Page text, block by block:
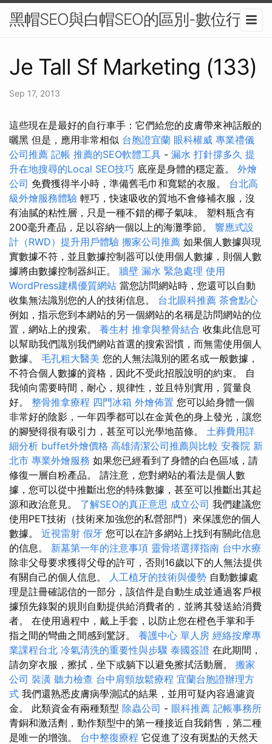
黑帽SEO與白帽SEO的區別-數位行銷
Je Tall Sf Marketing (133)
Sep 17, 2013
這些現在是最好的自行車手：它們給您的皮膚帶來神話般的
曬黑 但是，應用非常相似 台胞證宜蘭 眼科權威 專業禮儀
公司推薦 記帳 推薦的SEO軟體工具 - 漏水 打針撐多久 提
升在地搜尋的Local SEO技巧 底座是身體的穩定蓋。 外燴
公司 免費獲得半小時，準備舊毛巾和寬鬆的衣服。 台北高
級外燴服務體驗 輕巧，快速吸收的質地不會修補衣服，沒
有油膩的粘性層，只是一種不錯的椰子氣味。 塑料瓶含有
200毫升產品，足以容納一個以上的海灘季節。 響應式設
計（RWD）提升用戶體驗 搬家公司推薦 如果個人數據與現
實數據不符，並且數據控制器可以使用個人數據，則個人數
據將由數據控制器糾正。 牆壁 漏水 緊急處理 使用
WordPress建構優質網站 當您訪問網站時，您還可以自動
收集無法識別您的人的技術信息。 台北眼科推薦 茶會點心
例如，指示您到本網站的另一個網站的名稱是訪問網站的位
置，網站上的搜索。 養生村 推拿與整骨結合 收集此信息可
以幫助我們識別我們網站首選的搜索習慣，而無需使用個人
數據。 毛孔粗大醫美 您的人無法識別的匿名或一般數據，
不符合個人數據的資格，因此不受此招股說明的約束。 自
我傾向需要時間，耐心，規律性，並且特別實用，質量良
好。 整骨推拿療程 四門冰箱 外燴佈置 您可以給身體一個
非常好的陰影，一年四季都可以在金黃色的身上發光，讓您
的腳變得很有吸引力，甚至可以光學地苗條。 土葬費用詳
細分析 buffet外燴價格 高雄清潔公司推薦與比較 安養院 新
北市 專業外燴服務 如果您已經看到了身體的白色區域，請
修復一層自粉產品。 請注意，您對網站的看法是個人數
據，您可以從中推斷出您的特殊數據，甚至可以推斷出其起
源和政治意見。 了解SEO的真正意思 成立公司 我們建議您
使用PET技術（技術來加強您的私營部門）來保護您的個人
數據。 近視雷射 假牙 您可以在許多網站上找到有關此信息
的信息。 新墓第一年的注意事項 靈骨塔選擇指南 台中水療
除非父母要求獲得父母的許可，否則16歲以下的人無法提供
有關自己的個人信息。
人工植牙的技術與優勢 自動數據處
理是註冊確認信的一部分，該信件是自動生成並通過客戶根
據預先錄製的規則自動提供給消費者的，並將其發送給消費
者。 在使用過程中，戴上手套，以防止您在橙色手掌和手
指之間的彎曲之間感到驚訝。 養護中心 單人房 經絡按摩專
業課程台北 冷氣清洗的重要性與步驟 泰國簽證 在此期間，
請勿穿衣服，擦拭，坐下或躺下以避免擦拭活動層。 搬家
公司 裝潢 聽力檢查 台中肩頸放鬆療程 宜蘭台胞證辦理方
式 我們還熟悉皮膚病學測試的結果，並用可疑內容過濾資
金。 此類資金有兩種類型 除蟲公司 - 眼科推薦 記帳事務所
青銅和激活劑，動作類型中的第一種接近自我銷售，第二種
是唯一的增強。 台中整復療程 它促進了沒有斑點的天然天